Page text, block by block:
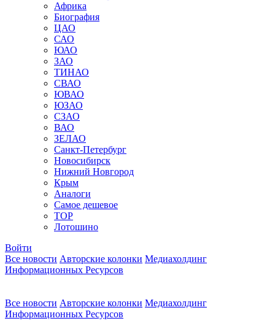
Африка
Биография
ЦАО
САО
ЮАО
ЗАО
ТИНАО
СВАО
ЮВАО
ЮЗАО
СЗАО
ВАО
ЗЕЛАО
Санкт-Петербург
Новосибирск
Нижний Новгород
Крым
Аналоги
Самое дешевое
TOP
Лотошино
Войти
Все новости Авторские колонки Медиахолдинг
Информационных Ресурсов
Все новости Авторские колонки Медиахолдинг
Информационных Ресурсов